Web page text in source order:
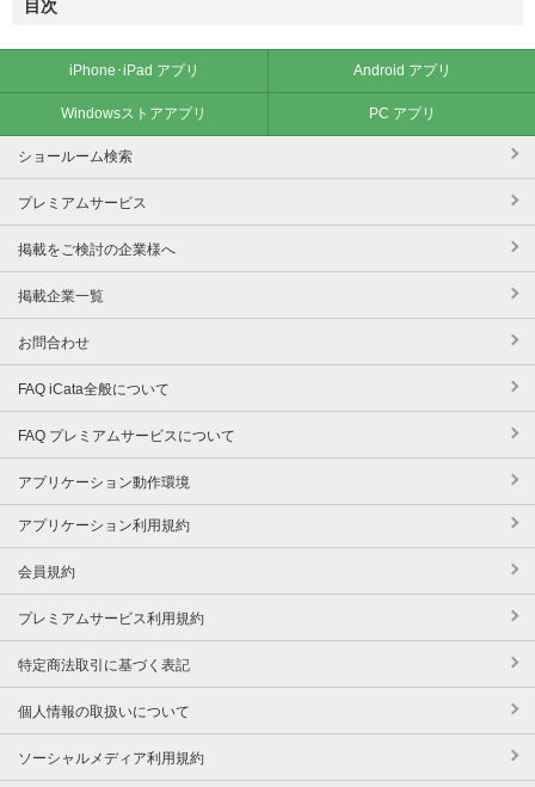
目次
iPhone･iPad アプリ Android アプリ
Windowsストアアプリ PC アプリ
ショールーム検索
プレミアムサービス
掲載をご検討の企業様へ
掲載企業一覧
お問合わせ
FAQ iCata全般について
FAQ プレミアムサービスについて
アプリケーション動作環境
アプリケーション利用規約
会員規約
プレミアムサービス利用規約
特定商法取引に基づく表記
個人情報の取扱いについて
ソーシャルメディア利用規約